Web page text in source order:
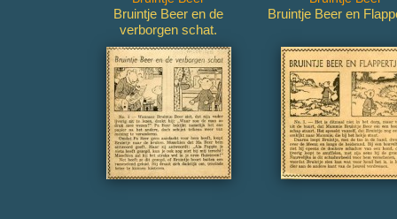
Bruintje Beer en de
verborgen schat.
Bruintje Beer en